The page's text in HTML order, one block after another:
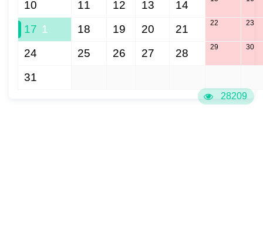
28209
10 11 12 13 14
17 1 18 19 20 21 22 23
24 25 26 27 28 29 30
31